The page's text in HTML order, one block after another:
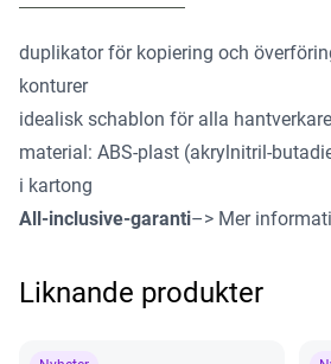
duplikator för kopiering och
konturer
idealisk schablon för alla
material: ABS-plast (akrylnitril-
i kartong
All-inclusive-garanti–> Mer
Liknande produkter